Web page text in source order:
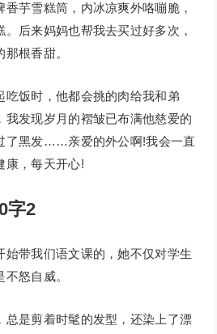
芋雪糕筒，内冰凉爽外咯嘣脆，
后来妈妈也帮我去买过好多次，
根香甜。
饭时，他都会挑的肉给我和弟
我发现岁月的褶皱已布满他慈爱的
了黑发……亲爱的外公啊!我会一直
康，每天开心!
字2
带我们语文课的，她不仅对学生
怒自威。
是剪着时髦的发型，还染上了漂